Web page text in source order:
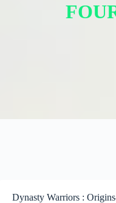
Dynasty Warriors :